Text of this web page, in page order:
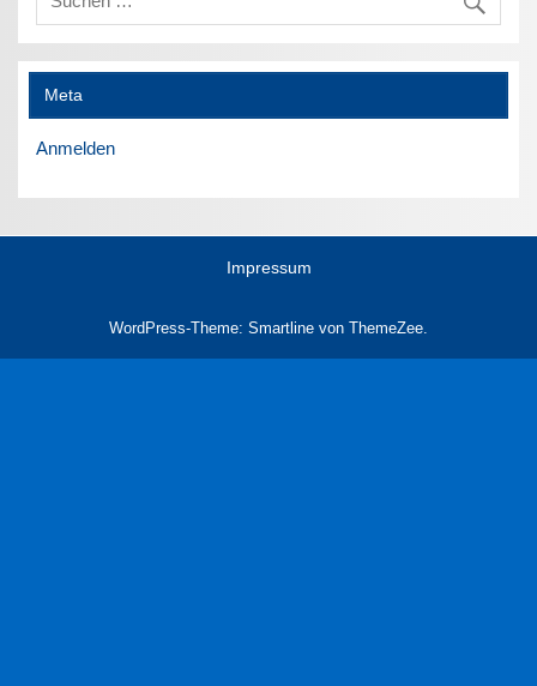
Meta
Anmelden
Impressum
WordPress-Theme: Smartline von ThemeZee.